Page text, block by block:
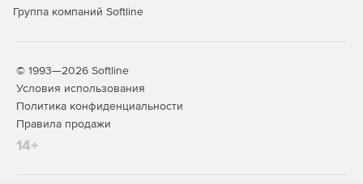
информации.
информационных системах персональных данных, а также
в составе значимых объектов КИИ любого класса
(уровня, категории) защищенности. Дополнительно
Группа компаний Softline
© 1993—2026 Softline
Условия использования
Политика конфиденциальности
Правила продажи
14+